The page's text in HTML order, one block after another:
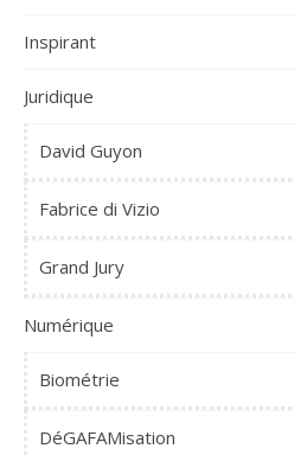
Inspirant
Juridique
David Guyon
Fabrice di Vizio
Grand Jury
Numérique
Biométrie
DéGAFAMisation